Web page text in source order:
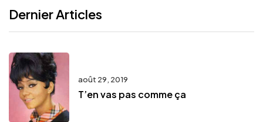
Dernier Articles
août 29, 2019
T’en vas pas comme ça